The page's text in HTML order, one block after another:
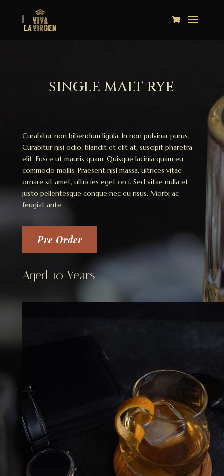
SINGLE MALT RYE
Curabitur non bibendum ligula. In non pulvinar purus.
Curabitur nisi odio, blandit et elit at, suscipit pharetra
elit. Fusce ut mauris quam. Quisque lacinia quam eu
commodo mollis. Praesent nisl massa, ultrices vitae
ornare sit amet, ultricies eget orci. Sed vitae nulla et
justo pellentesque congue nec eu risus. Morbi ac
feugiat ante.
Pre Order
Aged 10 Years